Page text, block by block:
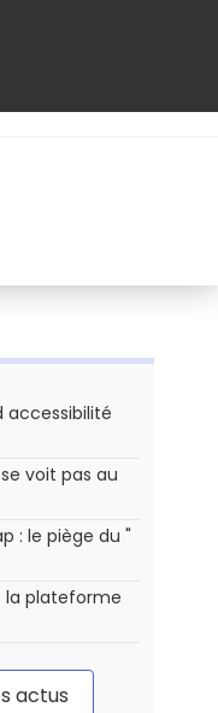
accessibilité
voit pas au
: le piège du "
la plateforme
actus